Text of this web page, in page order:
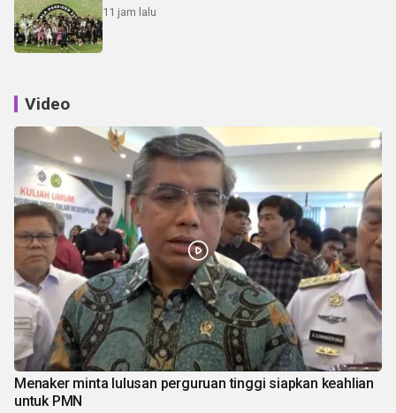
11 jam lalu
Video
Menaker minta lulusan perguruan tinggi siapkan keahlian
untuk PMN